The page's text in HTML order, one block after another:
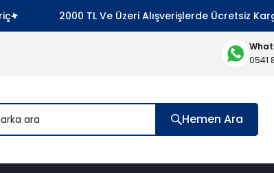
2000 TL Ve Üzeri Alışverişlerde Ücretsiz Kargo !
0541
Hemen Ara